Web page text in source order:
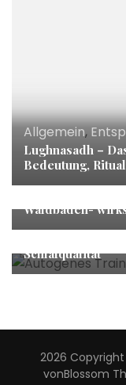
Allgemein,
Lughnasadh –
Bedeutung,
Waldbaden
Waldbaden-
Schlafqualität
2026 Copyright
vonBlossom